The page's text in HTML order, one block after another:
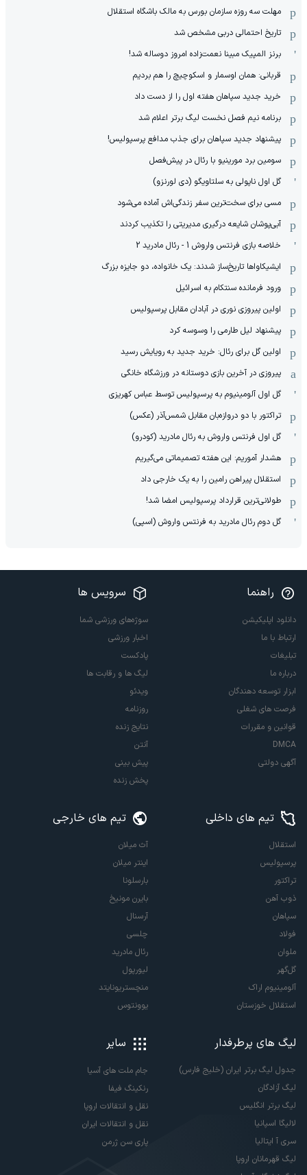
مهلت سه روزه سازمان بورس به مالک باشگاه استقلال
تاریخ احتمالی دربی مشخص شد
برنز المپیک مبینا نعمت‌زاده امروز دوساله شد!
قربانی: همان اوسمار و اسکوچیچ را هم بردیم
خرید جدید سپاهان هفته اول را از دست داد
برنامه نیم فصل نخست لیگ برتر اعلام شد
پیشنهاد جدید سپاهان برای جذب مدافع پرسپولیس!
سومین برد مورینیو با رئال در پیش‌فصل
گل اول ناپولی به سلتاویگو (دی لورنزو)
مسی برای سخت‌ترین سفر زندگی‌اش آماده می‌شود
آبی‌پوشان شایعه درگیری مدیریتی را تکذیب کردند
خلاصه بازی فرنتس واروش 1 - رئال مادرید 2
ایشیکاوا‌ها تاریخ‌ساز شدند: یک خانواده، دو جایزه بزرگ
ورود فرمانده سنتکام به اسرائیل
اولین پیروزی نوری در آبادان مقابل پرسپولیس
پیشنهاد لیل طارمی را وسوسه کرد
اولین گل برای رئال: خرید جدید به رویایش رسید
پیروزی در آخرین بازی دوستانه در ورزشگاه خانگی
گل اول آلومینیوم به پرسپولیس توسط عباس کهریزی
تراکتور با دو دروازه‌بان مقابل شمس‌آذر (عکس)
گل اول فرنتس واروش به رئال مادرید (کودرو)
هشدار آموریم: این هفته تصمیماتی می‌گیریم
استقلال پیراهن رامین را به یک خارجی داد
طولانی‌ترین قرارداد پرسپولیس امضا شد!
گل دوم رئال مادرید به فرنتس واروش (اسپی)
راهنما
دانلود اپلیکیشن
ارتباط با ما
تبلیغات
درباره ما
ابزار توسعه دهندگان
فرصت های شغلی
قوانین و مقررات
DMCA
آگهی دولتی
سرویس ها
سوژه‌های ورزشی شما
اخبار ورزشی
پادکست
لیگ ها و رقابت ها
ویدئو
روزنامه
نتایج زنده
آنتن
پیش بینی
پخش زنده
تیم های داخلی
استقلال
پرسپولیس
تراکتور
ذوب آهن
سپاهان
فولاد
ملوان
گل‌گهر
آلومینیوم اراک
استقلال خوزستان
تیم های خارجی
آث میلان
اینتر میلان
بارسلونا
بایرن مونیخ
آرسنال
چلسی
رئال مادرید
لیورپول
منچستریونایتد
یوونتوس
لیگ های پرطرفدار
جدول لیگ برتر ایران (خلیج فارس)
لیگ آزادگان
لیگ برتر انگلیس
لالیگا اسپانیا
سری آ ایتالیا
لیگ قهرمانان اروپا
سایر
جام ملت های آسیا
رنکینگ فیفا
نقل و انتقالات اروپا
نقل و انتقالات ایران
پاری سن ژرمن